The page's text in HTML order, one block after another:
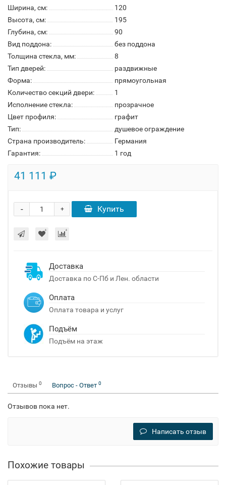
Ширина, см:
120
Высота, см:
195
Глубина, см:
90
Вид поддона:
без поддона
Толщина стекла, мм:
8
Тип дверей:
раздвижные
Форма:
прямоугольная
Количество секций двери:
1
Исполнение стекла:
прозрачное
Цвет профиля:
графит
Тип:
душевое ограждение
Страна производитель:
Германия
Гарантия:
1 год
41 111 ₽
+
- Купить
Доставка
Доставка по С-Пб и Лен. области
Оплата
Оплата товара и услуг
Подъём
Подъём на этаж
Отзывы 0 Вопрос - Ответ 0
Отзывов пока нет.
Написать отзыв
Похожие товары